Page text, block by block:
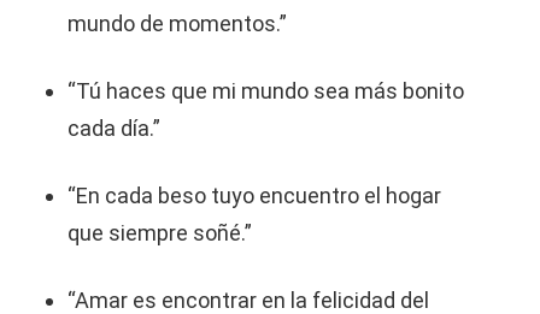
mundo de momentos.”
“Tú haces que mi mundo sea más bonito
cada día.”
“En cada beso tuyo encuentro el hogar
que siempre soñé.”
“Amar es encontrar en la felicidad del